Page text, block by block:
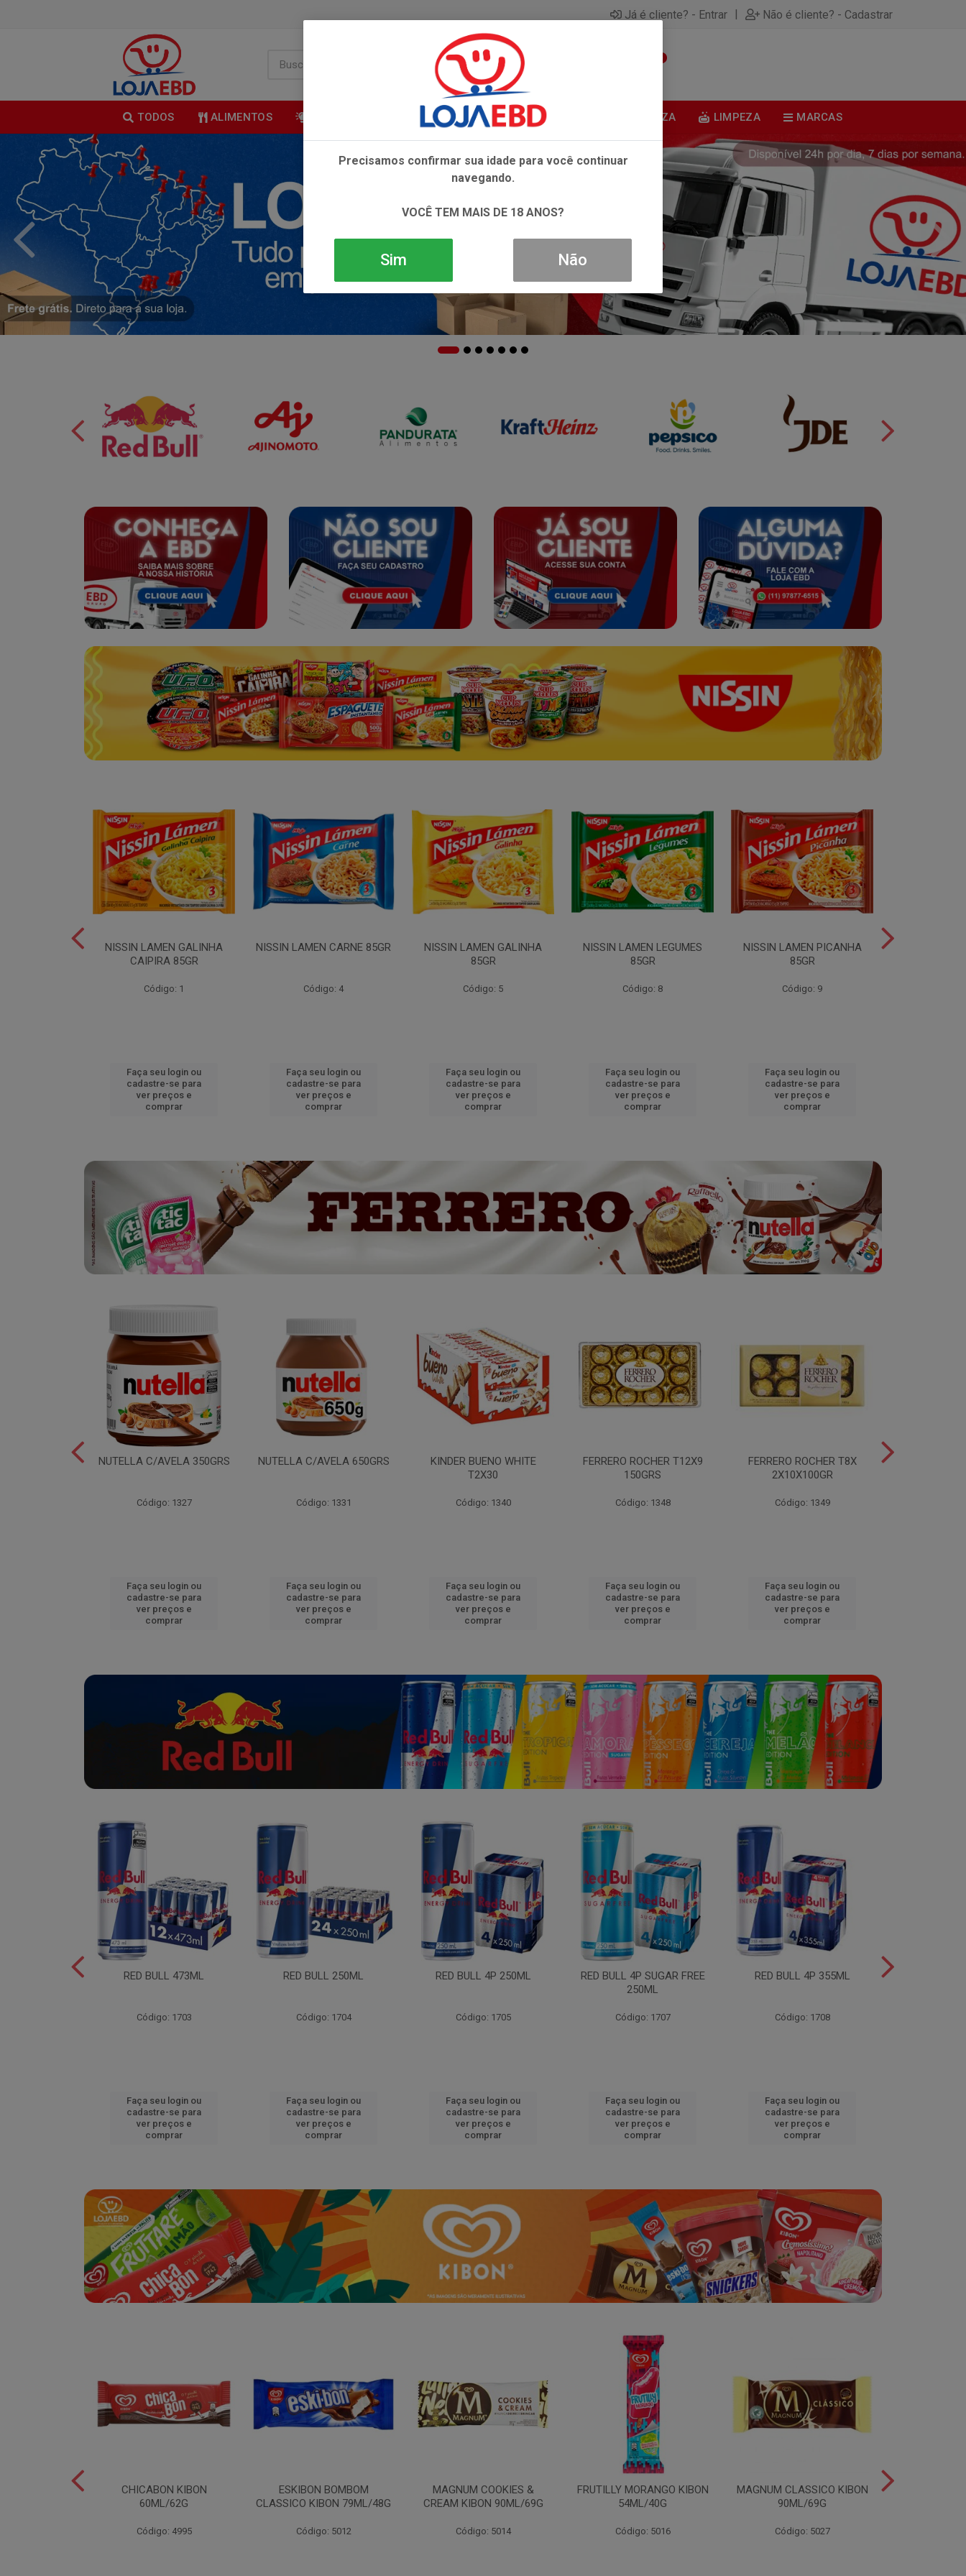
Já é cliente? - Entrar | Não é cliente? - Cadastrar
TODOS ALIMENTOS BEBIDAS CONGELADOS HIGIENE E BELEZA LIMPEZA MARCAS
NISSIN LAMEN GALINHA
CAIPIRA 85GR
Código: 1
Faça seu login ou
cadastre-se para
ver preços e
comprar
NISSIN LAMEN CARNE 85GR
Código: 4
Faça seu login ou
cadastre-se para
ver preços e
comprar
NISSIN LAMEN GALINHA
85GR
Código: 5
Faça seu login ou
cadastre-se para
ver preços e
comprar
NISSIN LAMEN LEGUMES
85GR
Código: 8
Faça seu login ou
cadastre-se para
ver preços e
comprar
NISSIN LAMEN PICANHA
85GR
Código: 9
Faça seu login ou
cadastre-se para
ver preços e
comprar
NUTELLA C/AVELA 350GRS
Código: 1327
Faça seu login ou
cadastre-se para
ver preços e
comprar
NUTELLA C/AVELA 650GRS
Código: 1331
Faça seu login ou
cadastre-se para
ver preços e
comprar
KINDER BUENO WHITE
T2X30
Código: 1340
Faça seu login ou
cadastre-se para
ver preços e
comprar
FERRERO ROCHER T12X9
150GRS
Código: 1348
Faça seu login ou
cadastre-se para
ver preços e
comprar
FERRERO ROCHER T8X
2X10X100GR
Código: 1349
Faça seu login ou
cadastre-se para
ver preços e
comprar
RED BULL 473ML
Código: 1703
Faça seu login ou
cadastre-se para
ver preços e
comprar
RED BULL 250ML
Código: 1704
Faça seu login ou
cadastre-se para
ver preços e
comprar
RED BULL 4P 250ML
Código: 1705
Faça seu login ou
cadastre-se para
ver preços e
comprar
RED BULL 4P SUGAR FREE
250ML
Código: 1707
Faça seu login ou
cadastre-se para
ver preços e
comprar
RED BULL 4P 355ML
Código: 1708
Faça seu login ou
cadastre-se para
ver preços e
comprar
CHICABON KIBON
60ML/62G
Código: 4995
ESKIBON BOMBOM
CLASSICO KIBON 79ML/48G
Código: 5012
MAGNUM COOKIES &
CREAM KIBON 90ML/69G
Código: 5014
FRUTILLY MORANGO KIBON
54ML/40G
Código: 5016
MAGNUM CLASSICO KIBON
90ML/69G
Código: 5027
Precisamos confirmar sua idade para você continuar
navegando.
VOCÊ TEM MAIS DE 18 ANOS?
Sim Não